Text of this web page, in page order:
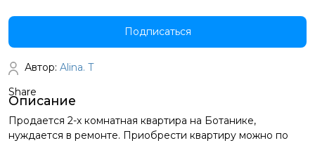
Описание
Продается 2-х комнатная квартира на Ботанике,
нуждается в ремонте. Приобрести квартиру можно по
Подписаться
Автор: Alina. T
Share